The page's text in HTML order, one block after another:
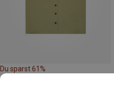
Du sparst 61%